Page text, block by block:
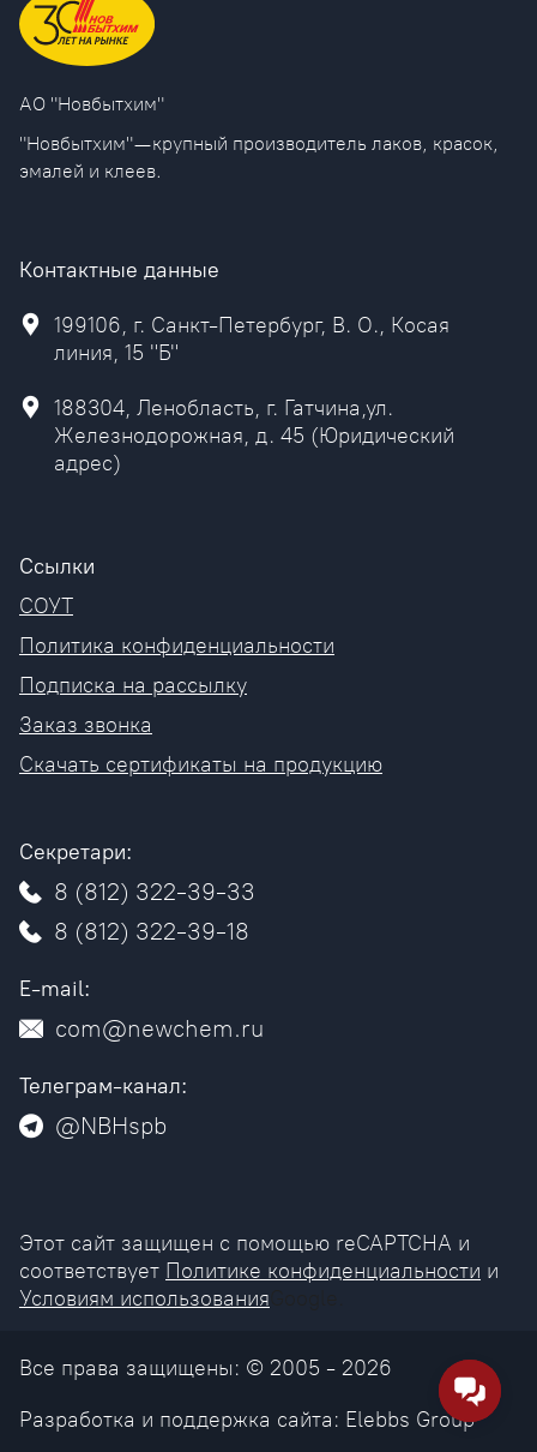
AO "Новбытхим"
"Новбытхим" — крупный производитель лаков, красок,
эмалей и клеев.
Контактные данные
199106, г. Санкт-Петербург, В. О., Косая
линия, 15 "Б"
188304, Ленобласть, г. Гатчина,ул.
Железнодорожная, д. 45 (Юридический
адрес)
Ссылки
СОУТ
Политика конфиденциальности
Подписка на рассылку
Заказ звонка
Скачать сертификаты на продукцию
Секретари:
8 (812) 322-39-33
8 (812) 322-39-18
E-mail:
com@newchem.ru
Телеграм-канал:
@NBHspb
Этот сайт защищен с помощью reCAPTCHA и
соответствует Политике конфиденциальности и
Условиям использования
Все права защищены: © 2005 - 2026
Разработка и поддержка сайта: Elebbs Group